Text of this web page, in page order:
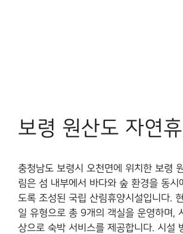
보령 원산도 자연
충청남도 보령시 오천면에 위치한 보령
림은 섬 내부에서 바다와 숲 환경을 동시
도록 조성된 국립 산림휴양시설입니다.
일 유형으로 총 9개의 객실을 운영하며,
상으로 숙박 서비스를 제공합니다. 시설